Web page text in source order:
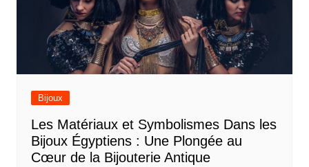
Bijoux
Les Matériaux et Symbolismes Dans les
Bijoux Égyptiens : Une Plongée au
Cœur de la Bijouterie Antique